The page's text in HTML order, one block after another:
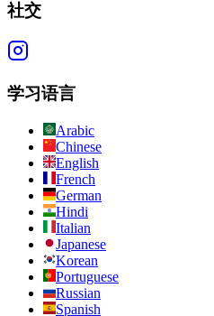
社交
学习语言
Arabic
Chinese
English
French
German
Hindi
Italian
Japanese
Korean
Portuguese
Russian
Spanish